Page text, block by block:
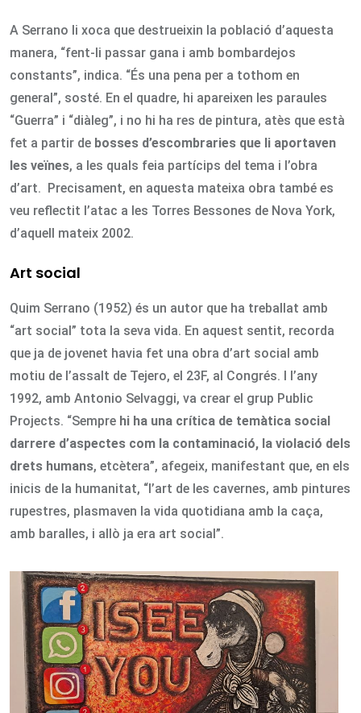
A Serrano li xoca que destrueixin la població d’aquesta
manera, “fent-li passar gana i amb bombardejos
constants”, indica. “És una pena per a tothom en
general”, sosté. En el quadre, hi apareixen les paraules
“Guerra” i “diàleg”, i no hi ha res de pintura, atès que està
fet a partir de bosses d’escombraries que li aportaven
les veïnes, a les quals feia partícips del tema i l’obra
d’art. Precisament, en aquesta mateixa obra també es
veu reflectit l’atac a les Torres Bessones de Nova York,
d’aquell mateix 2002.
Art social
Quim Serrano (1952) és un autor que ha treballat amb
“art social” tota la seva vida. En aquest sentit, recorda
que ja de jovenet havia fet una obra d’art social amb
motiu de l’assalt de Tejero, el 23F, al Congrés. I l’any
1992, amb Antonio Selvaggi, va crear el grup Public
Projects. “Sempre hi ha una crítica de temàtica social
darrere d’aspectes com la contaminació, la violació dels
drets humans, etcètera”, afegeix, manifestant que, en els
inicis de la humanitat, “l’art de les cavernes, amb pintures
rupestres, plasmaven la vida quotidiana amb la caça,
amb baralles, i allò ja era art social”.